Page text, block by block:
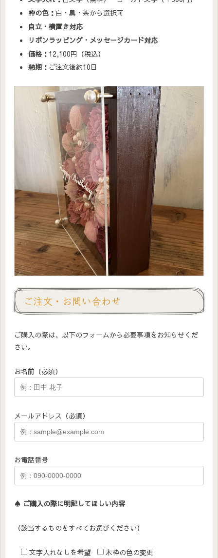
枠の色： 白・黒・茶から選択可
自立・横置き対応
リボンラッピング・メッセージカード対応
価格： 12,100円（税込）
納期： ご注文後約10日
ご注文・お問い合わせ
ご購入の際は、以下のフォームから必要事項をお知らせくだ
さい。
お名前（必須）
メールアドレス（必須）
お電話番号
♠︎ ご購入の際に明記してほしい内容
（該当するものをすべてお選びください）
文字入れなしを希望
木枠の色の変更